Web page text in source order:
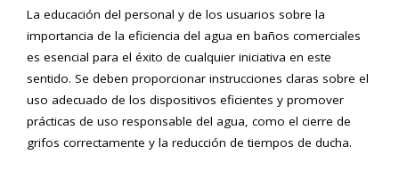
La educación del personal y de los usuarios sobre la
importancia de la eficiencia del agua en baños comerciales
es esencial para el éxito de cualquier iniciativa en este
sentido. Se deben proporcionar instrucciones claras sobre el
uso adecuado de los dispositivos eficientes y promover
prácticas de uso responsable del agua, como el cierre de
grifos correctamente y la reducción de tiempos de ducha.